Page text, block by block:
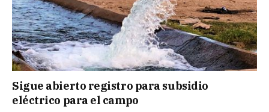
Sigue abierto registro para subsidio
eléctrico para el campo